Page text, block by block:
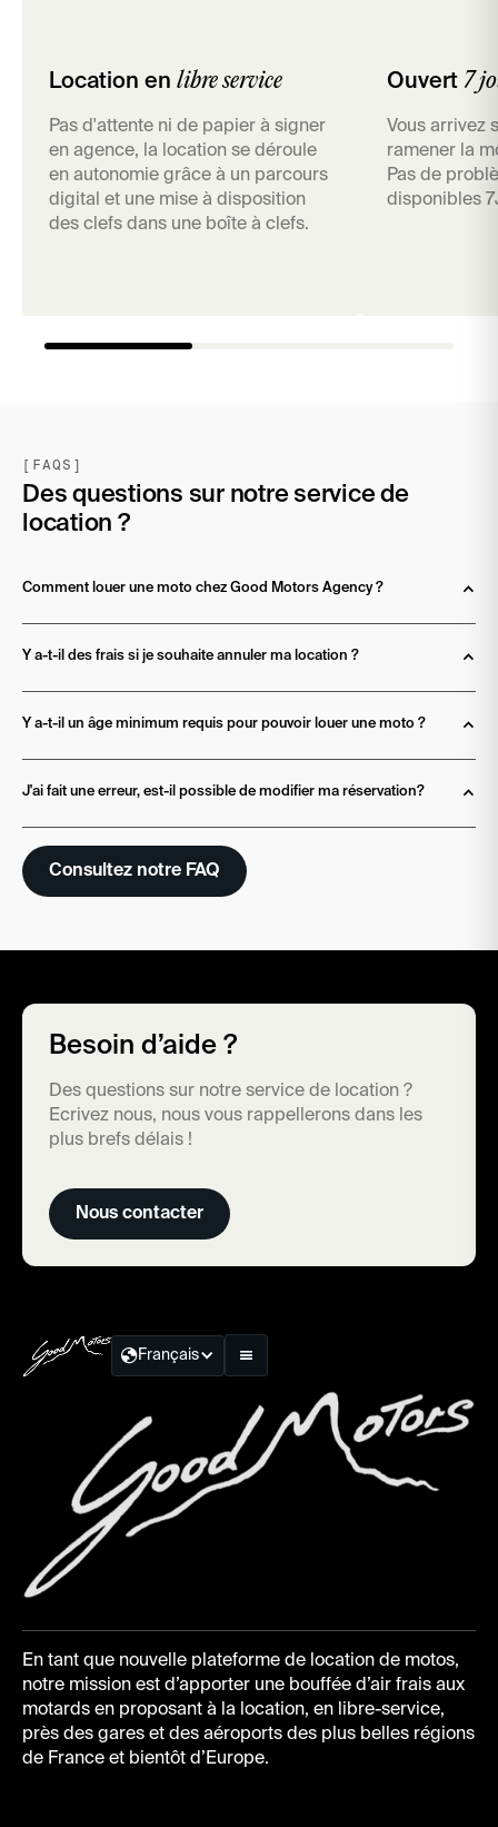
Location en libre service
Pas d'attente ni de papier à signer
en agence, la location se déroule
en autonomie grâce à un parcours
digital et une mise à disposition
des clefs dans une boîte à clefs.
Ouvert 7
Vous arrivez
ramener la
Pas de
disponibles
[FAQS]
Des questions sur notre service de
location ?
Comment louer une moto chez Good Motors Agency ?
Y a-t-il des frais si je souhaite annuler ma location ?
Y a-t-il un âge minimum requis pour pouvoir louer une moto ?
J'ai fait une erreur, est-il possible de modifier ma réservation?
Consultez notre FAQ
Besoin d’aide ?
Des questions sur notre service de location ?
Ecrivez nous, nous vous rappellerons dans les
plus brefs délais !
Nous contacter
Français
En tant que nouvelle plateforme de location de motos,
notre mission est d’apporter une bouffée d’air frais aux
motards en proposant à la location, en libre-service,
près des gares et des aéroports des plus belles régions
de France et bientôt d’Europe.